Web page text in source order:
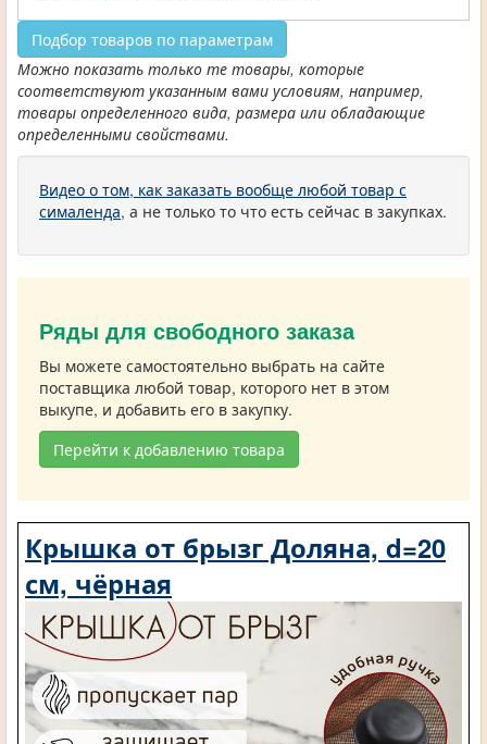
Подбор товаров по параметрам
Можно показать только те товары, которые
соответствуют указанным вами условиям, например,
товары определенного вида, размера или обладающие
определенными свойствами.
Видео о том, как заказать вообще любой товар с
сималенда, а не только то что есть сейчас в закупках.
Ряды для свободного заказа
Вы можете самостоятельно выбрать на сайте
поставщика любой товар, которого нет в этом
выкупе, и добавить его в закупку.
Перейти к добавлению товара
Крышка от брызг Доляна, d=20
см, чёрная